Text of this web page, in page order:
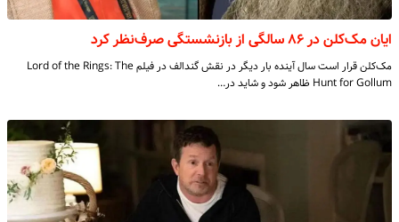
ایان مک‌کلن در ۸۶ سالگی از بازنشستگی صرف‌نظر کرد
مک‌کلن قرار است سال آینده بار دیگر در نقش گندالف در فیلم Lord of the Rings: The
Hunt for Gollum ظاهر شود و شاید در…